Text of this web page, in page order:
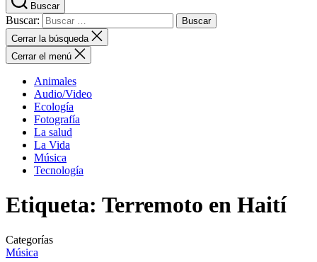
Buscar
Buscar:
Cerrar la búsqueda
Cerrar el menú
Animales
Audio/Video
Ecología
Fotografía
La salud
La Vida
Música
Tecnología
Etiqueta: Terremoto en Haití
Categorías
Música